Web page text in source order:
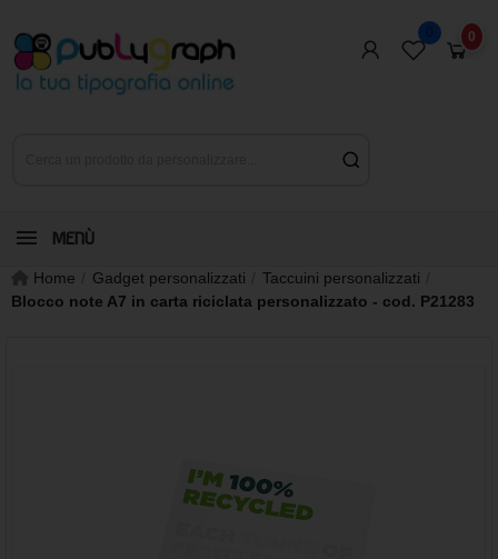
0 0
MENÙ
Home Gadget personalizzati
Taccuini personalizzati
Blocco note A7 in carta riciclata personalizzato - cod. P21283